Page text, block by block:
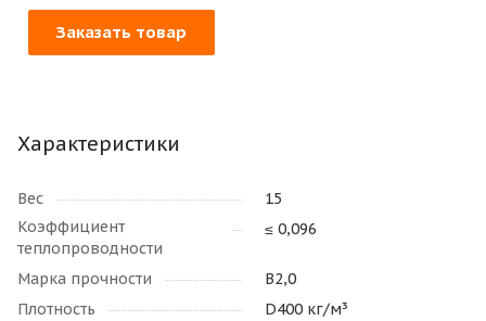
Заказать товар
Характеристики
Вес
15
Коэффициент
теплопроводности
≤ 0,096
Марка прочности
В2,0
Плотность
D400 кг/м³